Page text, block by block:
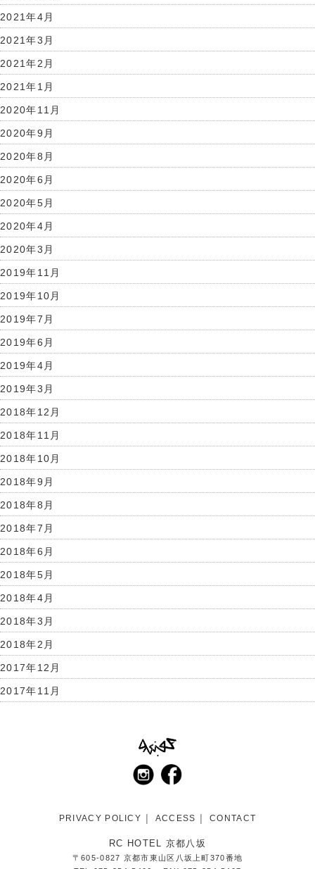
2021年4月
2021年3月
2021年2月
2021年1月
2020年11月
2020年9月
2020年8月
2020年6月
2020年5月
2020年4月
2020年3月
2019年11月
2019年10月
2019年7月
2019年6月
2019年4月
2019年3月
2018年12月
2018年11月
2018年10月
2018年9月
2018年8月
2018年7月
2018年6月
2018年5月
2018年4月
2018年3月
2018年2月
2017年12月
2017年11月
PRIVACY POLICY ACCESS CONTACT
RC HOTEL 京都八坂
〒605-0827 京都市東山区八坂上町370番地